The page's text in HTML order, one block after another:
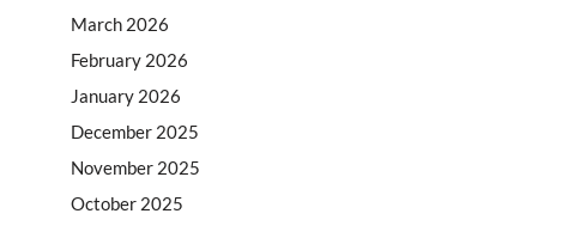
March 2026
February 2026
January 2026
December 2025
November 2025
October 2025